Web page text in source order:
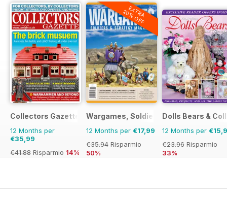
Collectors Gazette
12 Months per
€35,99
€41.88 Risparmio 14%
EXTRA
20% OFF
Wargames, Soldiers & Strategy
12 Months per €17,99
€35.94 Risparmio
50%
Dolls Bears &
12 Months per
€23.96 Risparmio
33%